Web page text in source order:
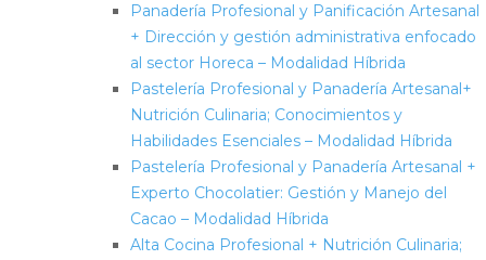
Panadería Profesional y Panificación Artesanal
+ Dirección y gestión administrativa enfocado
al sector Horeca – Modalidad Híbrida
Pastelería Profesional y Panadería Artesanal+
Nutrición Culinaria; Conocimientos y
Habilidades Esenciales – Modalidad Híbrida
Pastelería Profesional y Panadería Artesanal +
Experto Chocolatier: Gestión y Manejo del
Cacao – Modalidad Híbrida
Alta Cocina Profesional + Nutrición Culinaria;